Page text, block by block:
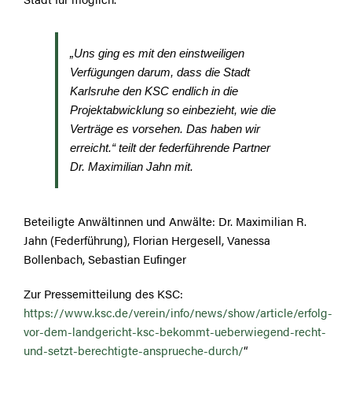
„Uns ging es mit den einstweiligen
Verfügungen darum, dass die Stadt
Karlsruhe den KSC endlich in die
Projektabwicklung so einbezieht, wie die
Verträge es vorsehen. Das haben wir
erreicht.“ teilt der federführende Partner
Dr. Maximilian Jahn mit.
Beteiligte Anwältinnen und Anwälte: Dr. Maximilian R.
Jahn (Federführung), Florian Hergesell, Vanessa
Bollenbach, Sebastian Eufinger
Zur Pressemitteilung des KSC:
https://www.ksc.de/verein/info/news/show/article/erfolg-
vor-dem-landgericht-ksc-bekommt-ueberwiegend-recht-
und-setzt-berechtigte-ansprueche-durch/“